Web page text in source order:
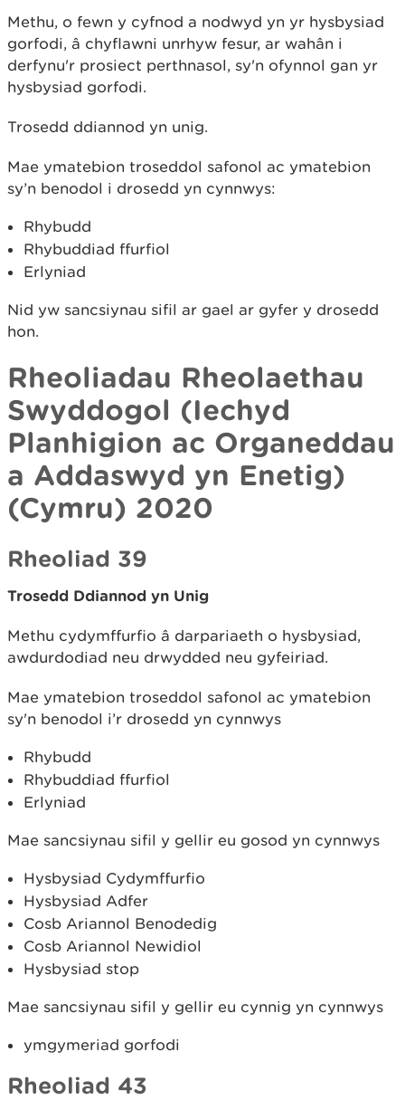
Methu, o fewn y cyfnod a nodwyd yn yr hysbysiad
gorfodi, â chyflawni unrhyw fesur, ar wahân i
derfynu'r prosiect perthnasol, sy'n ofynnol gan yr
hysbysiad gorfodi.
Trosedd ddiannod yn unig.
Mae ymatebion troseddol safonol ac ymatebion
sy’n benodol i drosedd yn cynnwys:
Rhybudd
Rhybuddiad ffurfiol
Erlyniad
Nid yw sancsiynau sifil ar gael ar gyfer y drosedd
hon.
Rheoliadau Rheolaethau
Swyddogol (Iechyd
Planhigion ac Organeddau
a Addaswyd yn Enetig)
(Cymru) 2020
Rheoliad 39
Trosedd Ddiannod yn Unig
Methu cydymffurfio â darpariaeth o hysbysiad,
awdurdodiad neu drwydded neu gyfeiriad.
Mae ymatebion troseddol safonol ac ymatebion
sy'n benodol i’r drosedd yn cynnwys
Rhybudd
Rhybuddiad ffurfiol
Erlyniad
Mae sancsiynau sifil y gellir eu gosod yn cynnwys
Hysbysiad Cydymffurfio
Hysbysiad Adfer
Cosb Ariannol Benodedig
Cosb Ariannol Newidiol
Hysbysiad stop
Mae sancsiynau sifil y gellir eu cynnig yn cynnwys
ymgymeriad gorfodi
Rheoliad 43